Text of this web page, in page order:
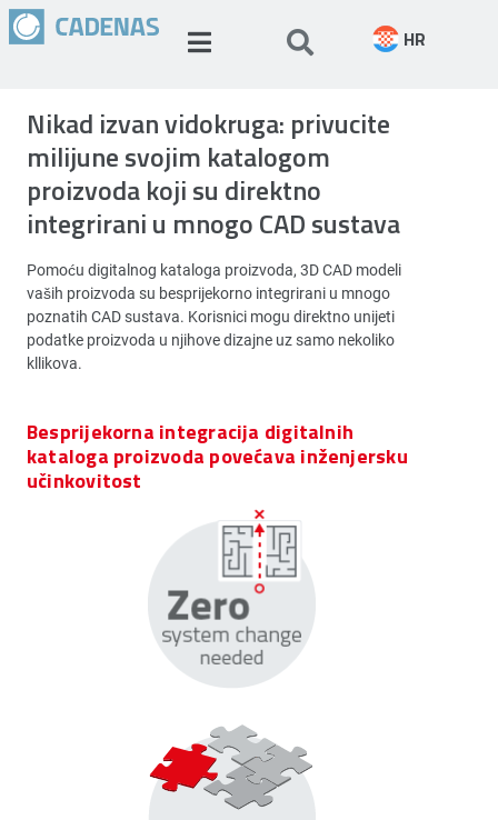
HR
Nikad izvan vidokruga: privucite
milijune svojim katalogom
proizvoda koji su direktno
integrirani u mnogo CAD sustava
Pomoću digitalnog kataloga proizvoda, 3D CAD modeli
vaših proizvoda su besprijekorno integrirani u mnogo
poznatih CAD sustava. Korisnici mogu direktno unijeti
podatke proizvoda u njihove dizajne uz samo nekoliko
kllikova.
Besprijekorna integracija digitalnih
kataloga proizvoda povećava inženjersku
učinkovitost